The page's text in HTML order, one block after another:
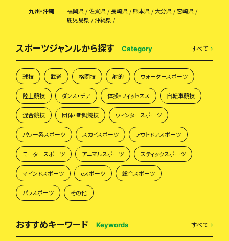
九州・沖縄
福岡県 佐賀県 長崎県 熊本県 大分県
宮崎県
鹿児島県
沖縄県
スポーツジャンルから探す Category すべて
球技 武道 格闘技 射的 ウォータースポーツ
陸上競技 ダンス・チア 体操・フィットネス 自転車競技
混合競技 団体・新興競技 ウィンタースポーツ
パワー系スポーツ スカイスポーツ アウトドアスポーツ
モータースポーツ アニマルスポーツ スティックスポーツ
マインドスポーツ eスポーツ 総合スポーツ
パラスポーツ その他
おすすめキーワード Keywords すべて